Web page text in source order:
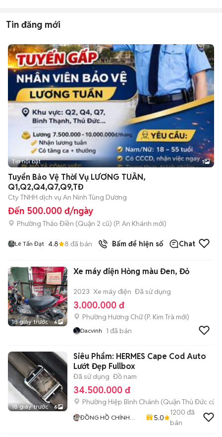
Tin đăng mới
Tin nổi bật 1
Tuyển Bảo Vệ Thời Vụ LƯƠNG TUẦN,
Q1,Q2,Q4,Q7,Q9,TĐ
Cty TNHH dịch vụ An Ninh Tùng Dương
Đến 500.000 đ/ngày
Phường Thảo Điền (Quận 2 cũ) (P. An Khánh mới)
Lê Tấn Đạt 4.8 8 đã bán Bấm để hiện số Chat
18 giây trước 6
Xe máy điện Hỏng màu Đen, Đỏ
2023 Xe máy điện Đã sử dụng
3.000.000 đ
Phường Hương Chữ(P. Kim Trà mới)
Dacvinh 1 đã bán
18 giây trước 6
Siêu Phẩm: HERMES Cape Cod Auto
Lướt Đẹp Fullbox
Đã sử dụng Đồ nam
34.500.000 đ
Phường Hiệp Bình Chánh (Quận Thủ Đức cũ)
ĐỒNG HỒ CHÍNH
5.0
1200 đã
bán